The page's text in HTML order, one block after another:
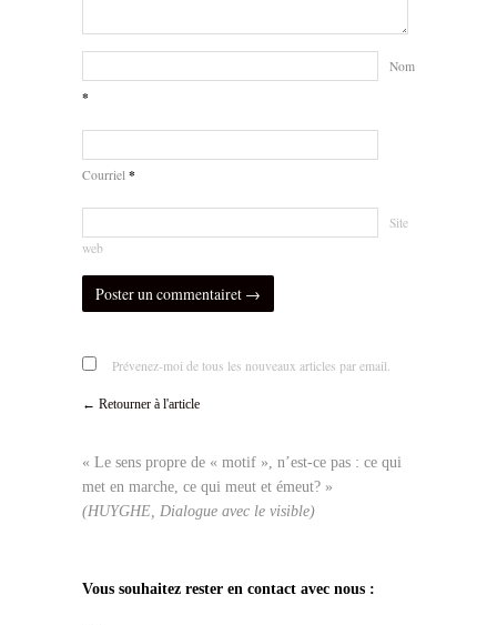
Nom
*
Courriel *
Site
web
Prévenez-moi de tous les nouveaux articles par email.
← Retourner à l'article
« Le sens propre de « motif », n’est-ce pas : ce qui
met en marche, ce qui meut et émeut? »
(HUYGHE, Dialogue avec le visible)
Vous souhaitez rester en contact avec nous :